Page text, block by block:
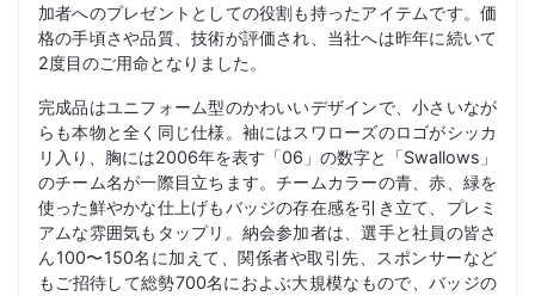
加者へのプレゼントとしての役割も持ったアイテムです。価
格の手頃さや品質、技術が評価され、当社へは昨年に続いて
2度目のご用命となりました。
完成品はユニフォーム型のかわいいデザインで、小さいなが
らも本物と全く同じ仕様。袖にはスワローズのロゴがシッカ
リ入り、胸には2006年を表す「06」の数字と「Swallows」
のチーム名が一際目立ちます。チームカラーの青、赤、緑を
使った鮮やかな仕上げもバッジの存在感を引き立て、プレミ
アムな雰囲気もタップリ。納会参加者は、選手と社員の皆さ
ん100〜150名に加えて、関係者や取引先、スポンサーなど
もご招待して総勢700名におよぶ大規模なもので、バッジの